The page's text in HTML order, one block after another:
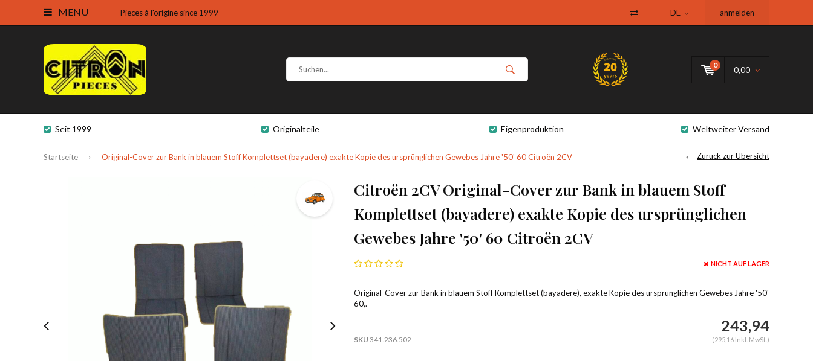
MENU Pieces à l'origine since 1999 DE anmelden
0
0,00
Seit 1999 Originalteile Eigenproduktion Weltweiter Versand
Startseite Original-Cover zur Bank in blauem Stoff Komplettset (bayadere) exakte Kopie des ursprünglichen Gewebes Jahre '50' 60 Citroën 2CV Zurück zur Übersicht
Citroën 2CV Original-Cover zur Bank in blauem Stoff
Komplettset (bayadere) exakte Kopie des ursprünglichen
Gewebes Jahre '50' 60 Citroën 2CV
NICHT AUF LAGER
Original-Cover zur Bank in blauem Stoff Komplettset (bayadere), exakte Kopie des ursprünglichen Gewebes Jahre '50'
60,.
SKU 341.236.502
243,94
(295,16 Inkl. MwSt.)